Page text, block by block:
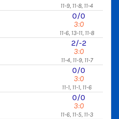
11-9, 11-8, 11-4
0/0
3:0
11-6, 13-11, 11-8
2/-2
3:0
11-4, 11-9, 11-7
0/0
3:0
11-1, 11-1, 11-6
0/0
3:0
11-6, 11-5, 11-3